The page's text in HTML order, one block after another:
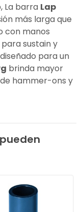
La barra Lap
más larga que
con manos
sustain y
para un
brinda mayor
hammer-ons y